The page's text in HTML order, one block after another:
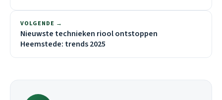
VOLGENDE →
Nieuwste technieken riool ontstoppen
Heemstede: trends 2025